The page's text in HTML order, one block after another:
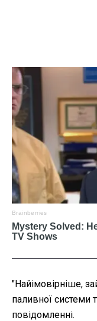
"Найімовірніше,
паливної системи
повідомленні.